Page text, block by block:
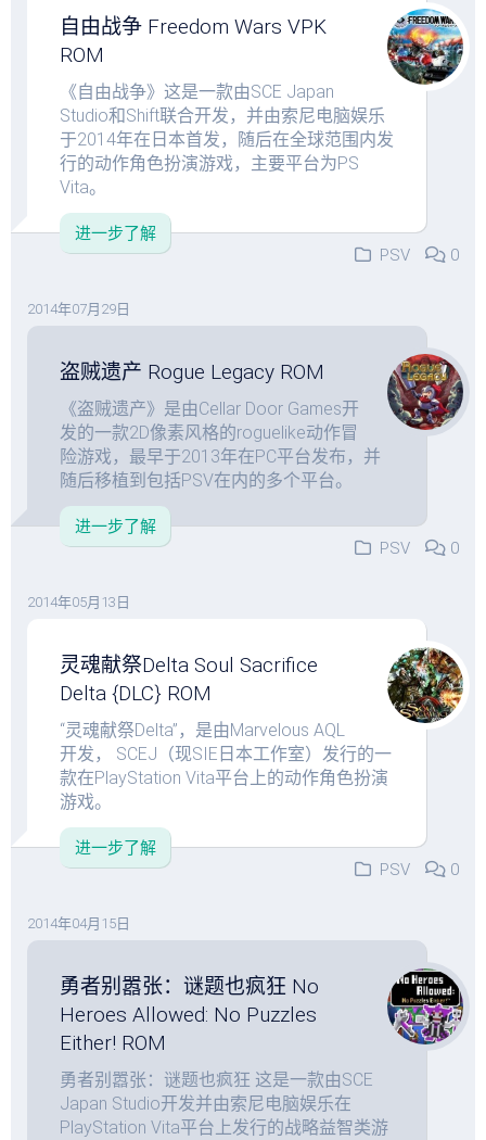
自由战争 Freedom Wars VPK
ROM
《自由战争》这是一款由SCE Japan
Studio和Shift联合开发，并由索尼电脑娱乐
于2014年在日本首发，随后在全球范围内发
行的动作角色扮演游戏，主要平台为PS
Vita。
进一步了解
PSV
0
2014年07月29日
盗贼遗产 Rogue Legacy ROM
《盗贼遗产》是由Cellar Door Games开
发的一款2D像素风格的roguelike动作冒
险游戏，最早于2013年在PC平台发布，并
随后移植到包括PSV在内的多个平台。
进一步了解
PSV
0
2014年05月13日
灵魂献祭Delta Soul Sacrifice
Delta {DLC} ROM
“灵魂献祭Delta”，是由Marvelous AQL
开发， SCEJ（现SIE日本工作室）发行的一
款在PlayStation Vita平台上的动作角色扮演
游戏。
进一步了解
PSV
0
2014年04月15日
勇者别嚣张：谜题也疯狂 No
Heroes Allowed: No Puzzles
Either! ROM
勇者别嚣张：谜题也疯狂 这是一款由SCE
Japan Studio开发并由索尼电脑娱乐在
PlayStation Vita平台上发行的战略益智类游